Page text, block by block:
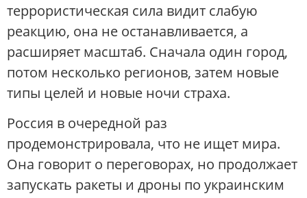
террористическая сила видит слабую
реакцию, она не останавливается, а
расширяет масштаб. Сначала один город,
потом несколько регионов, затем новые
типы целей и новые ночи страха.
Россия в очередной раз
продемонстрировала, что не ищет мира.
Она говорит о переговорах, но продолжает
запускать ракеты и дроны по украинским